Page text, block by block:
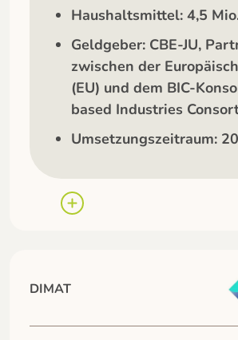
Haushaltsmittel: 4,5
Geldgeber: CBE-JU,
zwischen der
(EU) und dem BIC-
based Industries
Umsetzungszeitraum:
DIMAT